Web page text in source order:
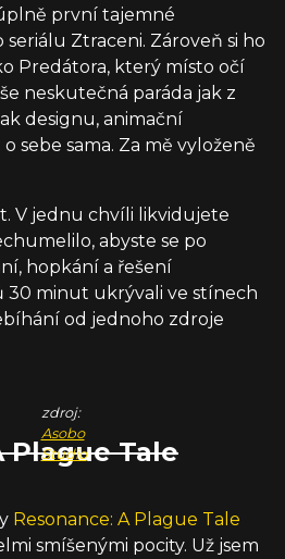
první tajemné
Ztraceni. Zároveň si ho
Predátora, který místo očí
neskutečná paráda jak z
designu, animační
sebe sama. Za mě vyloženě
V jednu chvíli likvidujete
abyste se po
hopkání a řešení
30 minut ukrývali ve stínech
od jednoho zdroje
zdroj:
Asobo
Studio
Plague Tale
Resonance: A Plague Tale
smíšenými pocity. Už jsem